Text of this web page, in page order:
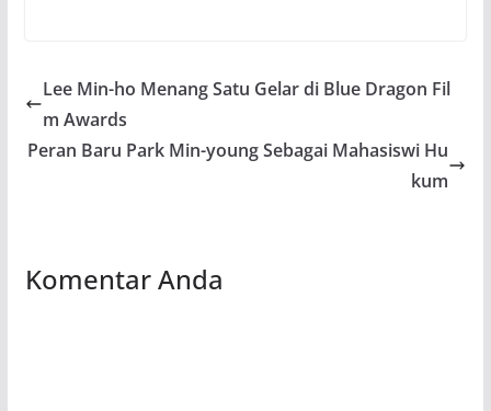
Lee Min-ho Menang Satu Gelar di Blue Dragon Fil
m Awards
Peran Baru Park Min-young Sebagai Mahasiswi Hu
kum
Komentar Anda